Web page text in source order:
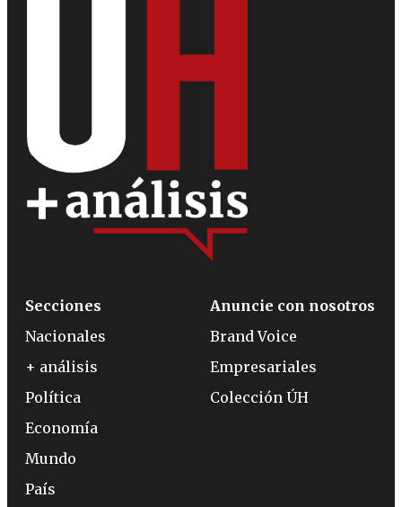
Secciones
Nacionales
+ análisis
Política
Economía
Mundo
País
Anuncie con nosotros
Brand Voice
Empresariales
Colección ÚH